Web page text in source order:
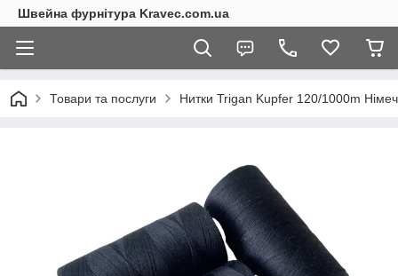
Швейна фурнітура Kravec.com.ua
Товари та послуги Нитки Trigan Kupfer 120/1000m